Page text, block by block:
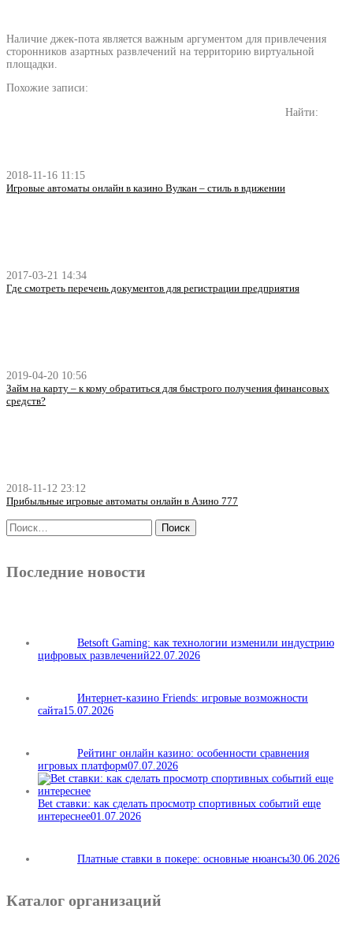
Наличие джек-пота является важным аргументом для привлечения
сторонников азартных развлечений на территорию виртуальной
площадки.
Похожие записи:
2018-11-16 11:15
Игровые автоматы онлайн в казино Вулкан – стиль в вдижении
2017-03-21 14:34
Где смотреть перечень документов для регистрации предприятия
2019-04-20 10:56
Займ на карту – к кому обратиться для быстрого получения финансовых
средств?
2018-11-12 23:12
Прибыльные игровые автоматы онлайн в Азино 777
Найти:
Последние новости
Betsoft Gaming: как технологии изменили индустрию
цифровых развлечений22.07.2026
Интернет-казино Friends: игровые возможности
сайта15.07.2026
Рейтинг онлайн казино: особенности сравнения
игровых платформ07.07.2026
Bet ставки: как сделать просмотр спортивных событий еще
интереснее01.07.2026
Платные ставки в покере: основные нюансы30.06.2026
Каталог организаций